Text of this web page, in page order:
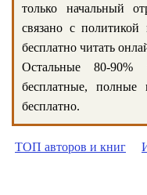
только начальный
связано с политикой
бесплатно читать
Остальные 80-90%
бесплатные, полные
бесплатно.
ТОП авторов и книг